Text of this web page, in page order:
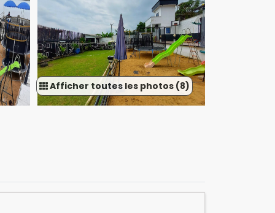
Afficher toutes les photos (8)